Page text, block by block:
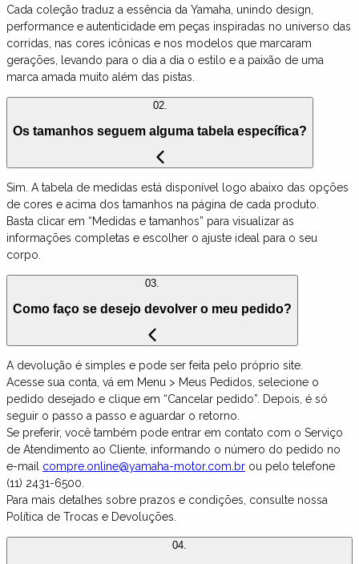
Cada coleção traduz a essência da Yamaha, unindo design,
performance e autenticidade em peças inspiradas no universo das
corridas, nas cores icônicas e nos modelos que marcaram
gerações, levando para o dia a dia o estilo e a paixão de uma
marca amada muito além das pistas.
02.
Os tamanhos seguem alguma tabela específica?
Sim. A tabela de medidas está disponível logo abaixo das opções
de cores e acima dos tamanhos na página de cada produto.
Basta clicar em “Medidas e tamanhos” para visualizar as
informações completas e escolher o ajuste ideal para o seu
corpo.
03.
Como faço se desejo devolver o meu pedido?
A devolução é simples e pode ser feita pelo próprio site.
Acesse sua conta, vá em Menu > Meus Pedidos, selecione o
pedido desejado e clique em “Cancelar pedido”. Depois, é só
seguir o passo a passo e aguardar o retorno.
Se preferir, você também pode entrar em contato com o Serviço
de Atendimento ao Cliente, informando o número do pedido no
e-mail compre.online@yamaha-motor.com.br ou pelo telefone
(11) 2431-6500.
Para mais detalhes sobre prazos e condições, consulte nossa
Política de Trocas e Devoluções.
04.